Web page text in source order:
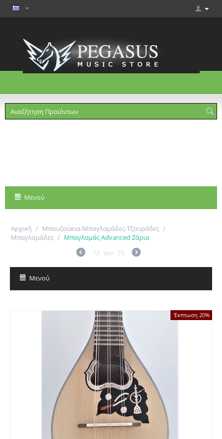
Μενού
Αρχική / Μπουζούκια-Μπαγλαμάδες-Τζουράδες /
Μπαγλαμάδες / Μπαγλαμάς Advanced Ζάρια
12 του 75
Μενού
Έκπτωση 20%